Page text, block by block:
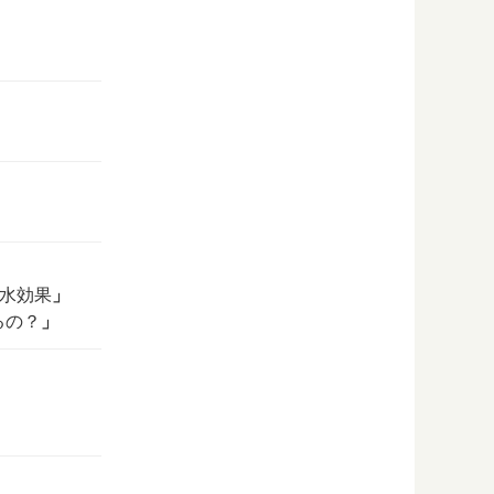
効果 」
？ 」